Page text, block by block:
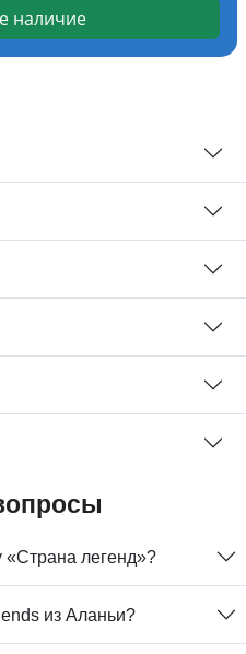
наличие
«Страна легенд»?
из Аланьи?